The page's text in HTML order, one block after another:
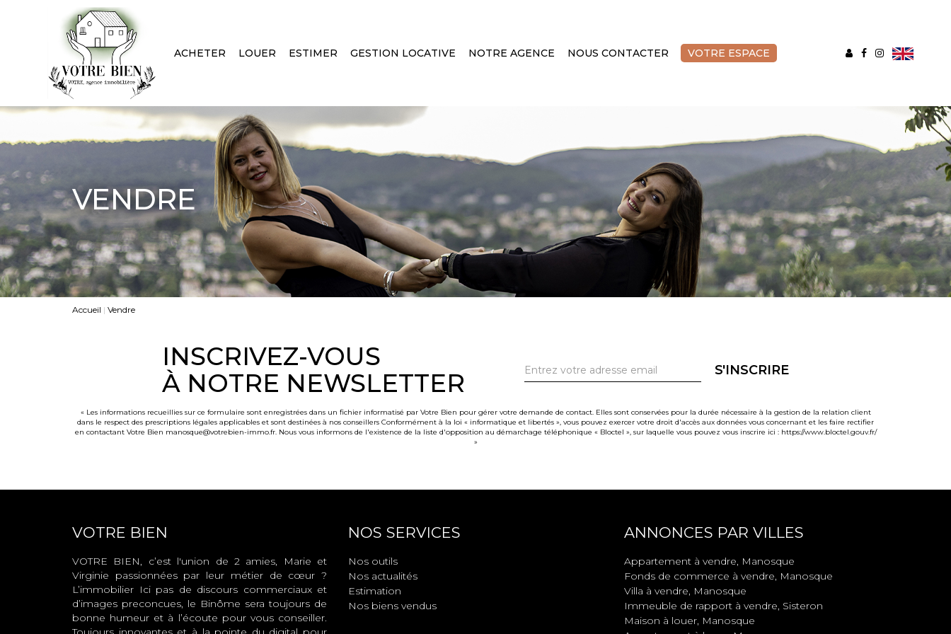
ACHETER LOUER ESTIMER GESTION LOCATIVE NOTRE AGENCE NOUS CONTACTER VOTRE ESPACE
VENDRE
Accueil Vendre
INSCRIVEZ-VOUS
À NOTRE NEWSLETTER
S'INSCRIRE
« Les informations recueillies sur ce formulaire sont enregistrées dans un fichier informatisé par Votre Bien pour gérer votre demande de contact. Elles sont conservées pour la durée nécessaire à la gestion de la relation client
dans le respect des prescriptions légales applicables et sont destinées à nos conseillers Conformément à la loi « informatique et libertés », vous pouvez exercer votre droit d'accès aux données vous concernant et les faire rectifier
en contactant Votre Bien manosque@votrebien-immo.fr. Nous vous informons de l'existence de la liste d'opposition au démarchage téléphonique « Bloctel », sur laquelle vous pouvez vous inscrire ici : https://www.bloctel.gouv.fr/
»
VOTRE BIEN
VOTRE BIEN, c’est l'union de 2 amies, Marie et
Virginie passionnées par leur métier de cœur ?
L’immobilier Ici pas de discours commerciaux et
d’images preconcues, le Binôme sera toujours de
bonne humeur et à l’écoute pour vous conseiller.
NOS SERVICES
Nos outils
Nos actualités
Estimation
Nos biens vendus
ANNONCES PAR VILLES
Appartement à vendre, Manosque
Fonds de commerce à vendre, Manosque
Villa à vendre, Manosque
Immeuble de rapport à vendre, Sisteron
Maison à louer, Manosque